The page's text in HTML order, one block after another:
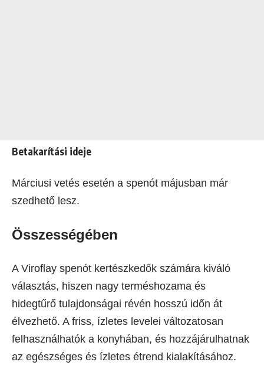
Betakarítási ideje
Márciusi vetés esetén a spenót májusban már
szedhető lesz.
Összességében
A Viroflay spenót kertészkedők számára kiváló
választás, hiszen nagy terméshozama és
hidegtűrő tulajdonságai révén hosszú időn át
élvezhető. A friss, ízletes levelei változatosan
felhasználhatók a konyhában, és hozzájárulhatnak
az egészséges és ízletes étrend kialakításához.